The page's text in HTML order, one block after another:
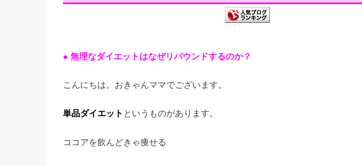
● 無理なダイエットはなぜリバウンドするのか？
こんにちは。おきゃんママでございます。
単品ダイエット というものがあります。
ココアを飲んどきゃ痩せる